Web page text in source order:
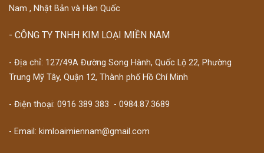
Nam , Nhật Bản và Hàn Quốc
- CÔNG TY TNHH KIM LOẠI MIỀN NAM
- Địa chỉ: 127/49A Đường Song Hành, Quốc Lộ 22, Phường
Trung Mỹ Tây, Quận 12, Thành phố Hồ Chí Minh
- Điện thoại: 0916 389 383 - 0984.87.3689
- Email: kimloaimiennam@gmail.com